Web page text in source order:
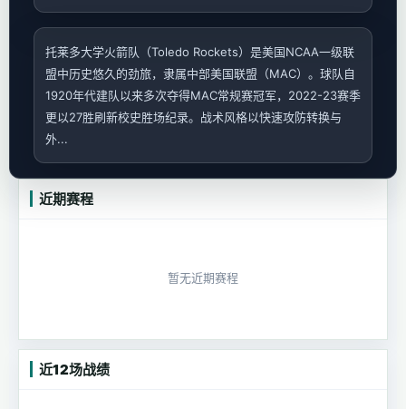
托莱多大学火箭队（Toledo Rockets）是美国NCAA一级联
盟中历史悠久的劲旅，隶属中部美国联盟（MAC）。球队自
1920年代建队以来多次夺得MAC常规赛冠军，2022-23赛季
更以27胜刷新校史胜场纪录。战术风格以快速攻防转换与
外...
近期赛程
暂无近期赛程
近12场战绩